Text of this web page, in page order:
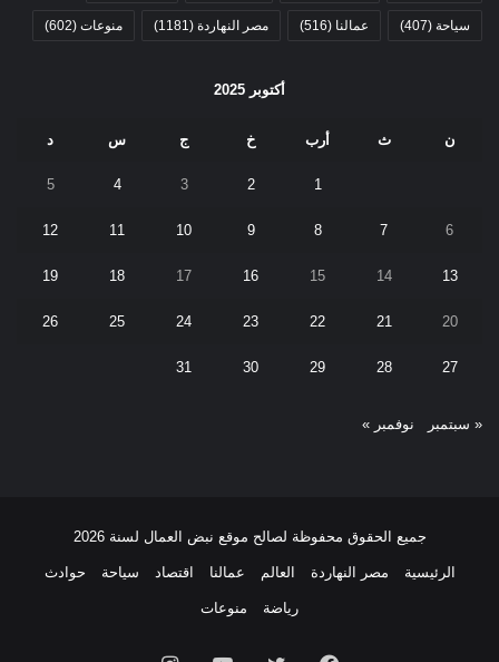
سياحة (407) عمالنا (516) مصر النهاردة (1181) منوعات (602)
أكتوبر 2025
ن ث أرب خ ج س د
1
2
3
4
5
6
7
8
9
10
11
12
13
14
15
16
17
18
19
20
21
22
23
24
25
26
27
28
29
30
31
« سبتمبر نوفمبر »
جميع الحقوق محفوظة لصالح موقع نبض العمال لسنة 2026
الرئيسية مصر النهاردة العالم عمالنا اقتصاد سياحة حوادث
رياضة منوعات